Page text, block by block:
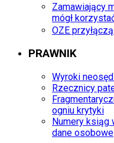
Zamawiający
mógł
OZE
PRAWNIK
Wyroki
Rzecznicy
ogniu krytyki
Numery
dane osobowe